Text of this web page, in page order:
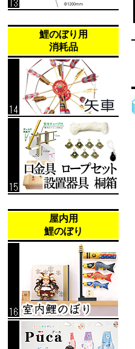
鯉のぼり用
消耗品
屋内用
鯉のぼり